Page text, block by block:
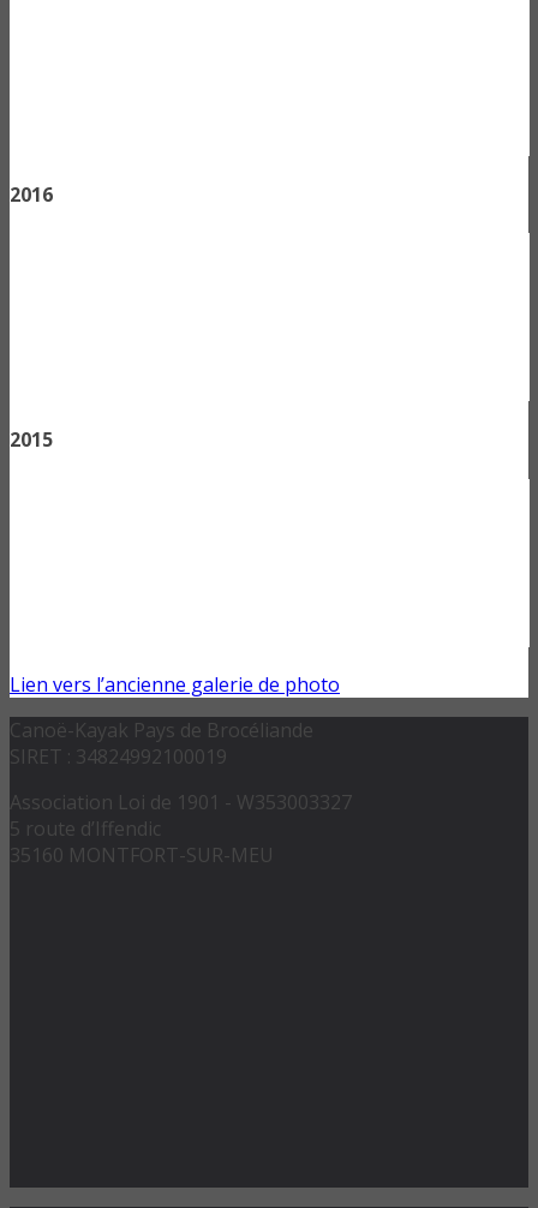
2016
2015
Lien vers l’ancienne galerie de photo
Canoë-Kayak Pays de Brocéliande
SIRET : 34824992100019
Association Loi de 1901 - W353003327
5 route d’Iffendic
35160 MONTFORT-SUR-MEU